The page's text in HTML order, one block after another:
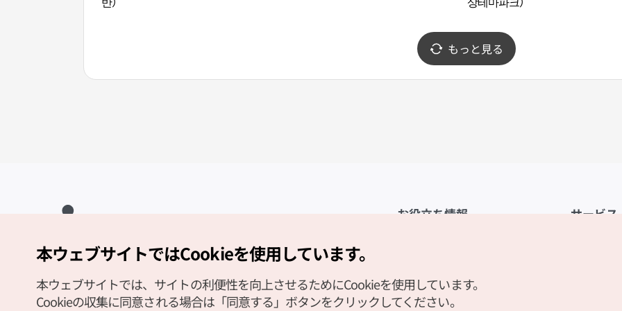
もっと見る
お役立ち情報
観光資料ダウンロード
サービス
Copyright (c) Korea Tourism Organization All Rights Reserved.
サイトエラー報告
公式メール
本ウェブサイトではCookieを使用しています。
本ウェブサイトでは、サイトの利便性を向上させるためにCookieを使用しています。
Cookieの収集に同意される場合は「同意する」ボタンをクリックしてください。